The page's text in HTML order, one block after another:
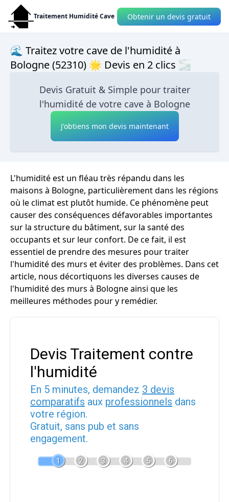
Traitement Humidité Cave Obtenir un devis gratuit
🌊 Traitez votre cave de l'humidité à
Bologne (52310) 🌟 Devis en 2 clics 🌫
Devis Gratuit & Simple pour traiter
l'humidité de votre cave à Bologne
J'obtiens mon devis maintenant
L'humidité est un fléau très répandu dans les
maisons à Bologne, particulièrement dans les régions
où le climat est plutôt humide. Ce phénomène peut
causer des conséquences défavorables importantes
sur la structure du bâtiment, sur la santé des
occupants et sur leur confort. De ce fait, il est
essentiel de prendre des mesures pour traiter
l'humidité des murs et éviter des problèmes. Dans cet
article, nous décortiquons les diverses causes de
l'humidité des murs à Bologne ainsi que les
meilleures méthodes pour y remédier.
Devis Traitement contre
l'humidité
En 5 minutes, demandez 3 devis
comparatifs aux professionnels dans
votre région.
Gratuit, sans pub et sans
engagement.
1 2 3 4 5 6